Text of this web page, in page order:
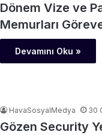
Dönem Vize ve
Memurları
Devamını Oku »
HavaSosyalMedya 30
Gözen Security